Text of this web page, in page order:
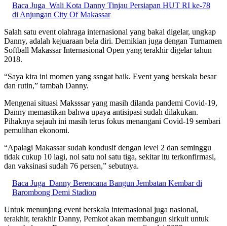
Baca Juga Wali Kota Danny Tinjau Persiapan HUT RI ke-78
di Anjungan City Of Makassar
Salah satu event olahraga internasional yang bakal digelar, ungkap
Danny, adalah kejuaraan bela diri. Demikian juga dengan Turnamen
Softball Makassar Internasional Open yang terakhir digelar tahun
2018.
“Saya kira ini momen yang ssngat baik. Event yang berskala besar
dan rutin,” tambah Danny.
Mengenai situasi Maksssar yang masih dilanda pandemi Covid-19,
Danny memastikan bahwa upaya antisipasi sudah dilakukan.
Pihaknya sejauh ini masih terus fokus menangani Covid-19 sembari
pemulihan ekonomi.
“Apalagi Makassar sudah kondusif dengan level 2 dan seminggu
tidak cukup 10 lagi, nol satu nol satu tiga, sekitar itu terkonfirmasi,
dan vaksinasi sudah 76 persen,” sebutnya.
Baca Juga Danny Berencana Bangun Jembatan Kembar di
Barombong Demi Stadion
Untuk menunjang event berskala internasional juga nasional,
terakhir, terakhir Danny, Pemkot akan membangun sirkuit untuk